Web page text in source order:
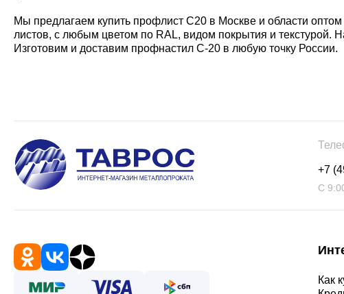
Мы предлагаем купить профлист С20 в Москве и области
листов, с любым цветом по RAL, видом покрытия и текстурой.
Изготовим и доставим профнастил С-20 в любую точку России.
+7
С
Как